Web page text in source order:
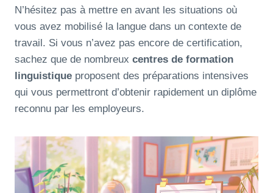
N’hésitez pas à mettre en avant les situations où
vous avez mobilisé la langue dans un contexte de
travail. Si vous n’avez pas encore de certification,
sachez que de nombreux centres de formation
linguistique proposent des préparations intensives
qui vous permettront d’obtenir rapidement un diplôme
reconnu par les employeurs.